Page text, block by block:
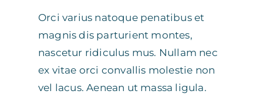
Orci varius natoque penatibus et
magnis dis parturient montes,
nascetur ridiculus mus. Nullam nec
ex vitae orci convallis molestie non
vel lacus. Aenean ut massa ligula.